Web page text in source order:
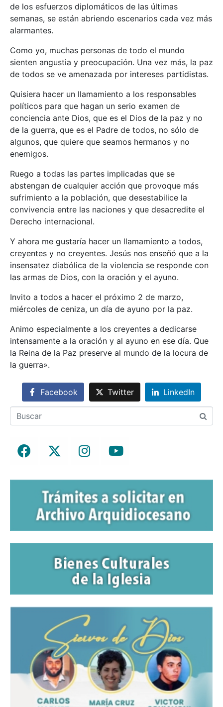
de los esfuerzos diplomáticos de las últimas
semanas, se están abriendo escenarios cada vez más
alarmantes.
Como yo, muchas personas de todo el mundo
sienten angustia y preocupación. Una vez más, la paz
de todos se ve amenazada por intereses partidistas.
Quisiera hacer un llamamiento a los responsables
políticos para que hagan un serio examen de
conciencia ante Dios, que es el Dios de la paz y no
de la guerra, que es el Padre de todos, no sólo de
algunos, que quiere que seamos hermanos y no
enemigos.
Ruego a todas las partes implicadas que se
abstengan de cualquier acción que provoque más
sufrimiento a la población, que desestabilice la
convivencia entre las naciones y que desacredite el
Derecho internacional.
Y ahora me gustaría hacer un llamamiento a todos,
creyentes y no creyentes. Jesús nos enseñó que a la
insensatez diabólica de la violencia se responde con
las armas de Dios, con la oración y el ayuno.
Invito a todos a hacer el próximo 2 de marzo,
miércoles de ceniza, un día de ayuno por la paz.
Animo especialmente a los creyentes a dedicarse
intensamente a la oración y al ayuno en ese día. Que
la Reina de la Paz preserve al mundo de la locura de
la guerra».
Facebook Twitter LinkedIn